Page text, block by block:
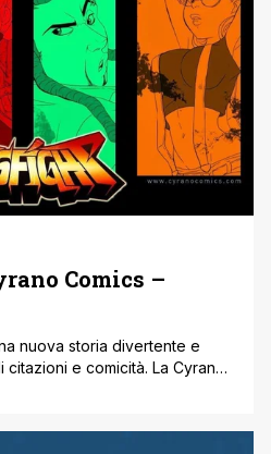
Comics –
nuova storia divertente e
e comicità. La Cyrano
non si è mai precluso